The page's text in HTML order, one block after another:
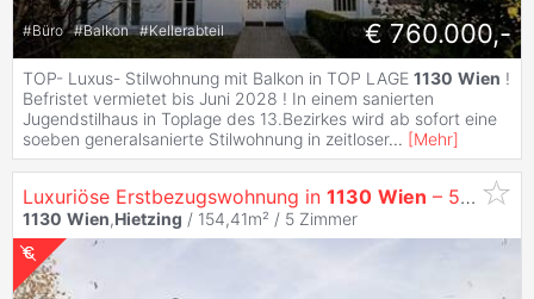
#Büro #Balkon #Kellerabteil € 760.000,-
TOP- Luxus- Stilwohnung mit Balkon in TOP LAGE 1130 Wien !
Befristet vermietet bis Juni 2028 ! In einem sanierten
Jugendstilhaus in Toplage des 13.Bezirkes wird ab sofort eine
soeben generalsanierte Stilwohnung in zeitloser... [Mehr]
Luxuriöse Erstbezugswohnung in 1130 Wien – 5 Zimmer, 2 Balkone, Top-Ausstattung!
1130 Wien,Hietzing / 154,41m² / 5 Zimmer